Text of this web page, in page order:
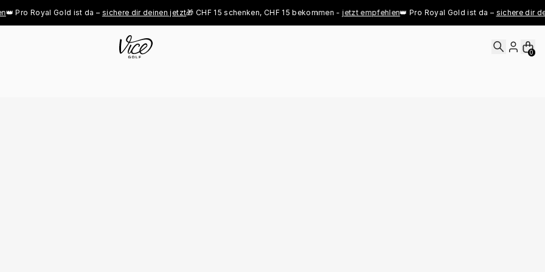
Royal Gold ist da – sichere dir deinen jetzt🎁 CHF 15 schenken, CHF 15 bekommen - jetzt empfehlen👑 Pro Royal Gold ist da – sichere dir deinen
0